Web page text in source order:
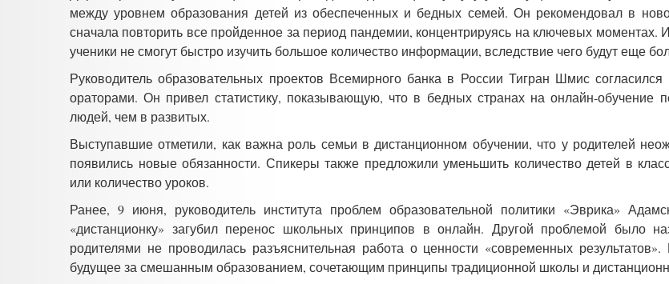
между уровнем образования детей из обеспеченных и бедных семей. Он рекомендовал в
сначала повторить все пройденное за период пандемии, концентрируясь на ключевых моментах.
ученики не смогут быстро изучить большое количество информации, вследствие чего будут еще
Руководитель образовательных проектов Всемирного банка в России Тигран Шмис
ораторами. Он привел статистику, показывающую, что в бедных странах на онлайн-обучение
людей, чем в развитых.
Выступавшие отметили, как важна роль семьи в дистанционном обучении, что у родителей
появились новые обязанности. Спикеры также предложили уменьшить количество детей в
или количество уроков.
Ранее, 9 июня, руководитель института проблем образовательной политики «Эврика»
«дистанционку» загубил перенос школьных принципов в онлайн. Другой проблемой было
родителями не проводилась разъяснительная работа о ценности «современных
будущее за смешанным образованием, сочетающим принципы традиционной школы и